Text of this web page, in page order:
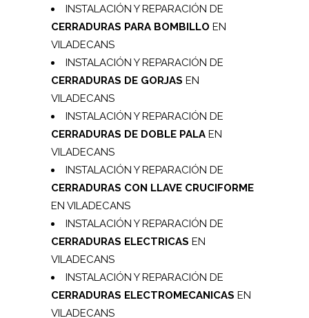
INSTALACIÓN Y REPARACIÓN DE
CERRADURAS PARA BOMBILLO EN
VILADECANS
INSTALACIÓN Y REPARACIÓN DE
CERRADURAS DE GORJAS EN
VILADECANS
INSTALACIÓN Y REPARACIÓN DE
CERRADURAS DE DOBLE PALA EN
VILADECANS
INSTALACIÓN Y REPARACIÓN DE
CERRADURAS CON LLAVE CRUCIFORME
EN VILADECANS
INSTALACIÓN Y REPARACIÓN DE
CERRADURAS ELECTRICAS EN
VILADECANS
INSTALACIÓN Y REPARACIÓN DE
CERRADURAS ELECTROMECANICAS EN
VILADECANS